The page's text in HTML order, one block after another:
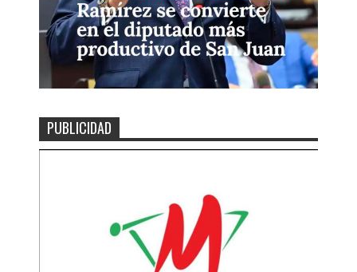
PUBLICIDAD